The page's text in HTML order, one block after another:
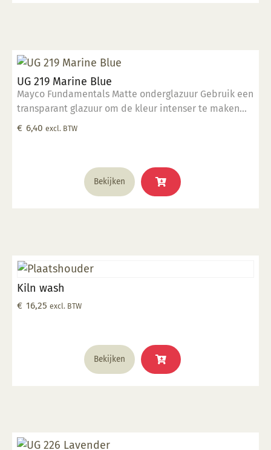
UG 219 Marine Blue
Mayco Fundamentals Matte onderglazuur Gebruik een
transparant glazuur om de kleur intenser te maken
Geschikt voor gebruiksgoed mits er een transparant
€ 6,40 excl. BTW
Bekijken
Kiln wash
€ 16,25 excl. BTW
Bekijken